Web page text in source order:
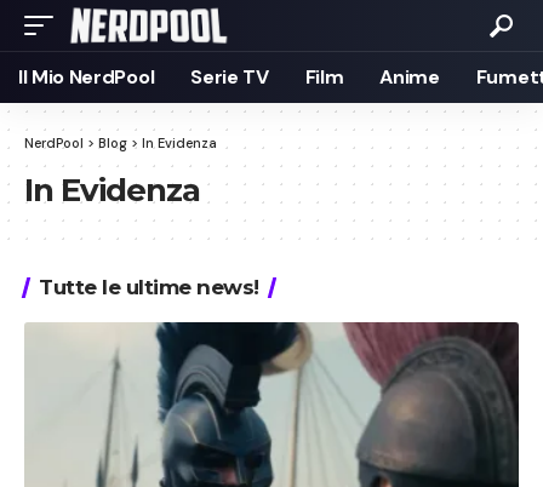
Il Mio NerdPool Serie TV Film Anime
NerdPool > Blog > In Evidenza
In Evidenza
Tutte le ultime news!